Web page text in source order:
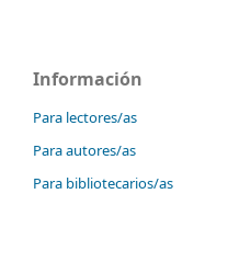
Información
Para lectores/as
Para autores/as
Para bibliotecarios/as